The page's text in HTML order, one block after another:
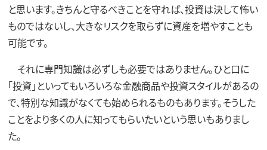
と思います。きちんと守るべきことを守れば、投資は決して怖い
ものではないし、大きなリスクを取らずに資産を増やすことも
可能です。
それに専門知識は必ずしも必要ではありません。ひと口に
「投資」といってもいろいろな金融商品や投資スタイルがあるの
で、特別な知識がなくても始められるものもあります。そうした
ことをより多くの人に知ってもらいたいという思いもありまし
た。